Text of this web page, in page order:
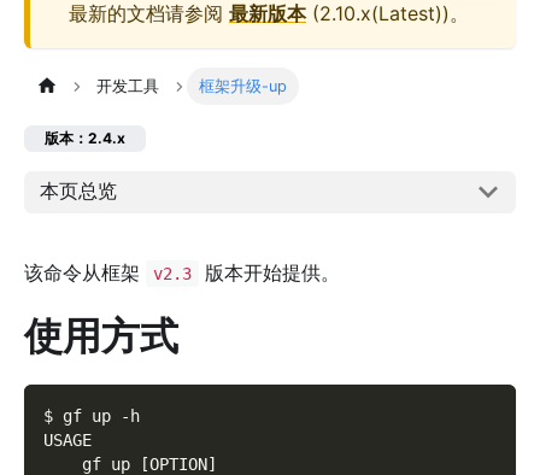
最新的文档请参阅 最新版本(2.10.x(Latest))。
开发工具 框架升级-up
版本：2.4.x
本页总览
该命令从框架 v2.3 版本开始提供。
使用方式
$ gf up
-h
USAGE
    gf up
[OPTION]